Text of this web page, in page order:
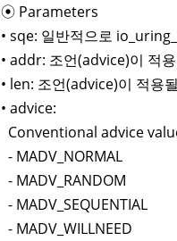
⦿ Parameters
• sqe: 일반적으로
• addr: 조언(advice)이 적
• len: 조언(advice)이 적용
• advice:
Conventional advice
- MADV_NORMAL
- MADV_RANDOM
- MADV_SEQUENTIAL
- MADV_WILLNEED